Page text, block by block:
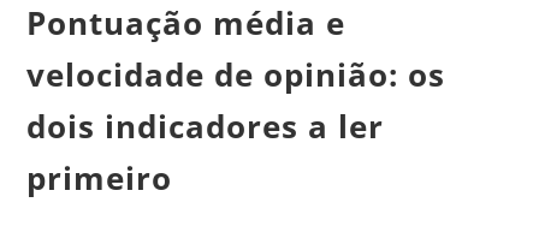
Pontuação média e
velocidade de opinião: os
dois indicadores a ler
primeiro